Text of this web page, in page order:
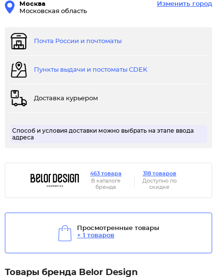
Москва
Московская область
Изменить город
Почта России и почтоматы
Пункты выдачи и постоматы CDEK
Доставка курьером
Способ и условия доставки можно выбрать на этапе ввода
адреса
463 товара
В каталоге
бренда
318 товаров
Доступно по
скидке
Просмотренные товары
+ 1 товаров
Товары бренда Belor Design